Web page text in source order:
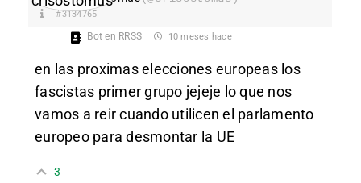
#3134765
Bot en RRSS 10 meses hace
en las proximas elecciones europeas los
fascistas primer grupo jejeje lo que nos
vamos a reir cuando utilicen el parlamento
europeo para desmontar la UE
3